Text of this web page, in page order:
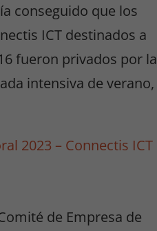
conseguido que los
ICT destinados a
fueron privados por la
intensiva de verano,
2023 – Connectis ICT
de Empresa de